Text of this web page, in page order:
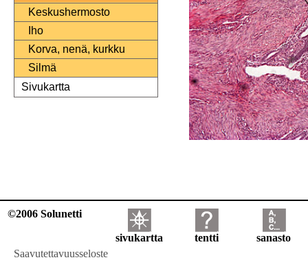
Keskushermosto
Iho
Korva, nenä, kurkku
Silmä
Sivukartta
©2006 Solunetti
sivukartta tentti
sanasto
Saavutettavuusseloste